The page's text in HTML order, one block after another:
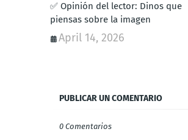
✅ Opinión del lector: Dinos que
piensas sobre la imagen
April 14, 2026
PUBLICAR UN COMENTARIO
0 Comentarios